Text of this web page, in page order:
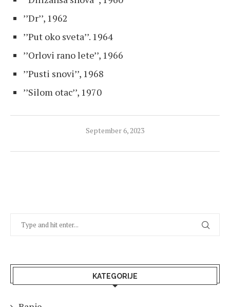
’’Dr’’, 1962
’’Put oko sveta’’. 1964
’’Orlovi rano lete’’, 1966
’’Pusti snovi’’, 1968
’’Silom otac’’, 1970
September 6, 2023
KATEGORIJE